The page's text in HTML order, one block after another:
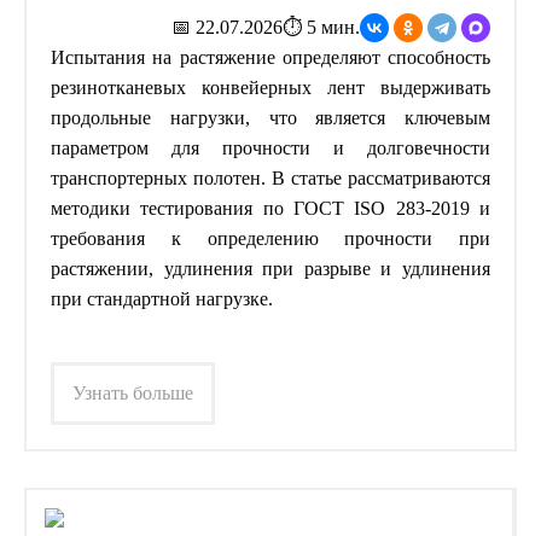
📅 22.07.2026⏱ 5 мин.
Испытания на растяжение определяют способность
резинотканевых конвейерных лент выдерживать
продольные нагрузки, что является ключевым
параметром для прочности и долговечности
транспортерных полотен. В статье рассматриваются
методики тестирования по ГОСТ ISO 283-2019 и
требования к определению прочности при
растяжении, удлинения при разрыве и удлинения
при стандартной нагрузке.
Узнать больше